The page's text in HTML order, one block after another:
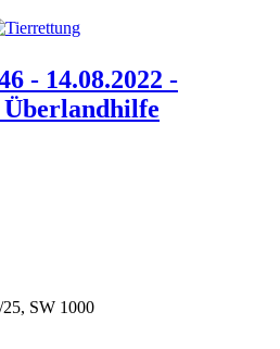
- 14.08.2022 -
Überlandhilfe
SW 1000